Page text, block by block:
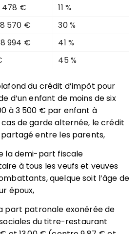
478 €
11 %
570 €
30 %
994 €
41 %
45 %
du crédit d’impôt pour
d’un enfant de moins de six
à 3 500 € par enfant à
de garde alternée, le crédit
partagé entre les parents,
la demi-part fiscale
à tous les veufs et veuves
quelque soit l’âge de
époux,
part patronale exonérée de
du titre-restaurant